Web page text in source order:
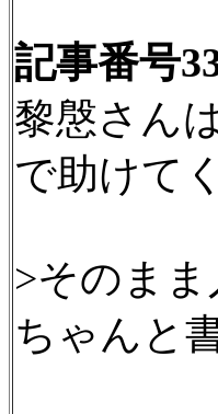
記事番号
黎慇さん
で助けて
>そのま
ちゃんと